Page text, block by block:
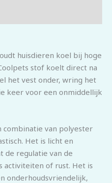
huisdieren koel bij hoge
stof koelt direct na
het vest onder, wring het
keer voor een onmiddellijk
combinatie van polyester
Het is licht en
de regulatie van de
activiteiten of rust. Het is
onderhoudsvriendelijk,